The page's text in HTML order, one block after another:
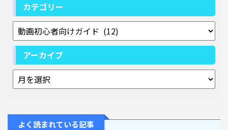
カテゴリー
アーカイブ
よく読まれている記事